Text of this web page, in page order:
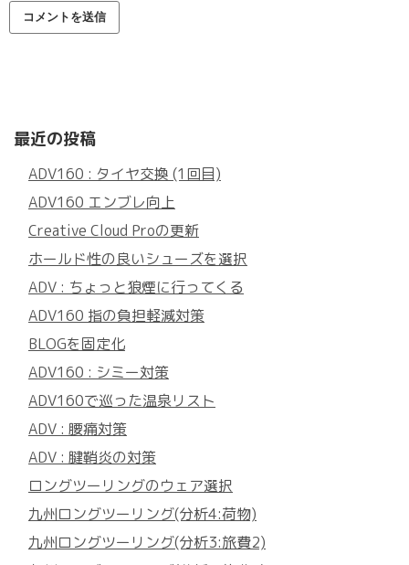
最近の投稿
ADV160 : タイヤ交換 (1回目)
ADV160 エンブレ向上
Creative Cloud Proの更新
ホールド性の良いシューズを選択
ADV : ちょっと狼煙に行ってくる
ADV160 指の負担軽減対策
BLOGを固定化
ADV160 : シミー対策
ADV160で巡った温泉リスト
ADV : 腰痛対策
ADV : 腱鞘炎の対策
ロングツーリングのウェア選択
九州ロングツーリング(分析4:荷物)
九州ロングツーリング(分析3:旅費2)